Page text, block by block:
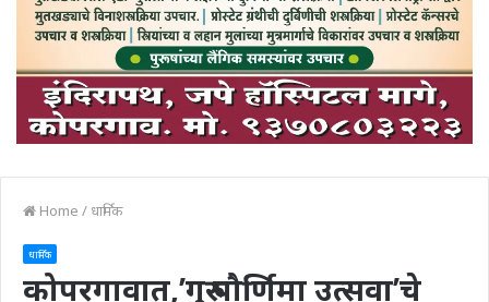
Home / धार्मिक
धार्मिक
कोपरगावात,’गुरु पौर्णिमा उत्सवा’चे